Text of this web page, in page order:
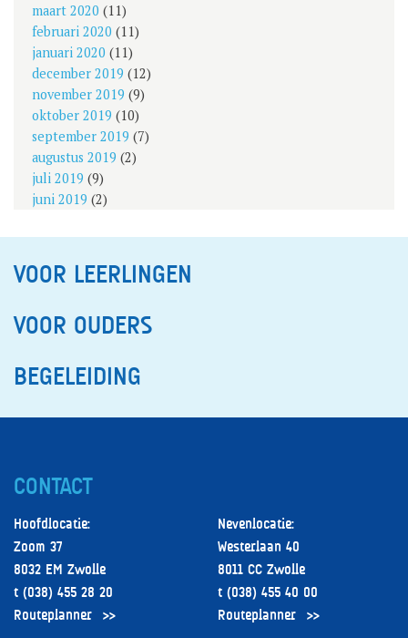
maart 2020 (11)
februari 2020 (11)
januari 2020 (11)
december 2019 (12)
november 2019 (9)
oktober 2019 (10)
september 2019 (7)
augustus 2019 (2)
juli 2019 (9)
juni 2019 (2)
VOOR LEERLINGEN
VOOR OUDERS
BEGELEIDING
CONTACT
Hoofdlocatie:
Zoom 37
8032 EM Zwolle
t (038) 455 28 20
Routeplanner
Nevenlocatie:
Westerlaan 40
8011 CC Zwolle
t (038) 455 40 00
Routeplanner